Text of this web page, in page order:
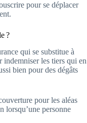
pour se déplacer
?
qui se substitue à
indemniser les tiers qui en
bien pour des dégâts
pour les aléas
lorsqu’une personne